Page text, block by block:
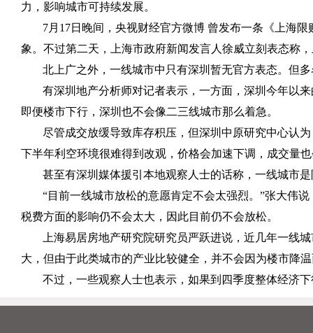
力，影响城市可持续发展。
7月 17日晚间，央视财经官方微博 曾发布一条《上海限
象。不过第二天，上海市政府新闻发言人徐威立刻表态称
北上广之外，一线城市中只有深圳暂无官方表态。但
有深圳地产分析师对记者表示，一方面，深圳今年以
即便楼市下行，深圳也不会像二三线城市那么着急。
尽管成交放缓导致库存积压，但深圳中原研究中心认
下半年利空环境很难得到改观，价格会加速下调，成交量
甚至有深圳媒体援引本地观察人士的话称，一线城市
“目前一线城市放松的意愿肯定不会太强烈。”张大伟
税费方面的影响仍不会太大，因此目前仍不会放松。
上海易居房地产研究院研究员严跃进说，近几年一线
大，但由于此类城市的产业比较健全，并不会因为楼市降
不过，一些观察人士也表示，如果到四季度整体经济